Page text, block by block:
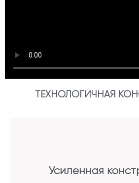
ТЕХНОЛОГИЧНАЯ
Усиленная
Усиленная